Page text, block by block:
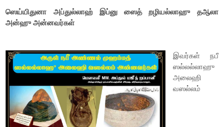
ஸெய்யிதுனா அப்துல்லாஹ் இப்னு ஸைத் றழியல்லாஹு தஆலா
அன்ஹு அன்னவர்கள்
இவர்கள் நபீ
ஸல்லல்லாஹு
அலைஹி
வஸல்லம்